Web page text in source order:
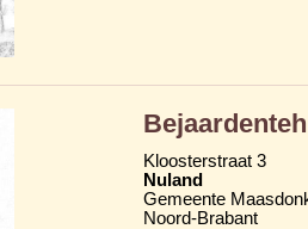
Kloosterstraat 3
Nuland
Gemeente
Noord-Brabant